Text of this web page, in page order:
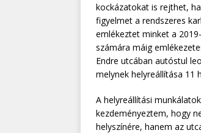
kockázatokat is rejthet,
figyelmet a rendszeres
emlékeztet minket a
számára máig
Endre utcában autóstul
melynek helyreállítása 11
A helyreállítási
kezdeményeztem, hogy
helyszínére, hanem az